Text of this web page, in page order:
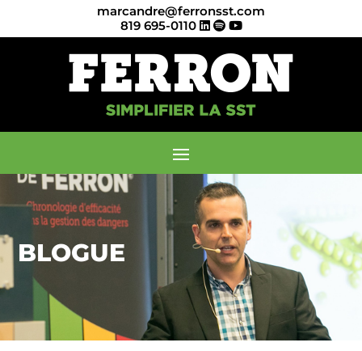
marcandre@ferronsst.com
819 695-0110
BLOGUE